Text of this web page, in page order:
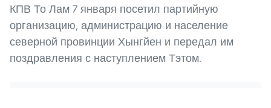
КПВ То Лам 7 января посетил партийную
организацию, администрацию и население
северной провинции Хынгйен и передал им
поздравления с наступлением Тэтом.